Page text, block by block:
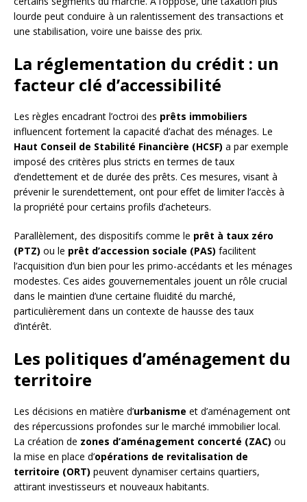
lourde peut conduire à un ralentissement des transactions et
une stabilisation, voire une baisse des prix.
La réglementation du crédit : un
facteur clé d’accessibilité
Les règles encadrant l’octroi des prêts immobiliers
influencent fortement la capacité d’achat des ménages. Le
Haut Conseil de Stabilité Financière (HCSF) a par exemple
imposé des critères plus stricts en termes de taux
d’endettement et de durée des prêts. Ces mesures, visant à
prévenir le surendettement, ont pour effet de limiter l’accès à
la propriété pour certains profils d’acheteurs.
Parallèlement, des dispositifs comme le prêt à taux zéro
(PTZ) ou le prêt d’accession sociale (PAS) facilitent
l’acquisition d’un bien pour les primo-accédants et les ménages
modestes. Ces aides gouvernementales jouent un rôle crucial
dans le maintien d’une certaine fluidité du marché,
particulièrement dans un contexte de hausse des taux
d’intérêt.
Les politiques d’aménagement du
territoire
Les décisions en matière d’urbanisme et d’aménagement ont
des répercussions profondes sur le marché immobilier local.
La création de zones d’aménagement concerté (ZAC) ou
la mise en place d’opérations de revitalisation de
territoire (ORT) peuvent dynamiser certains quartiers,
attirant investisseurs et nouveaux habitants.